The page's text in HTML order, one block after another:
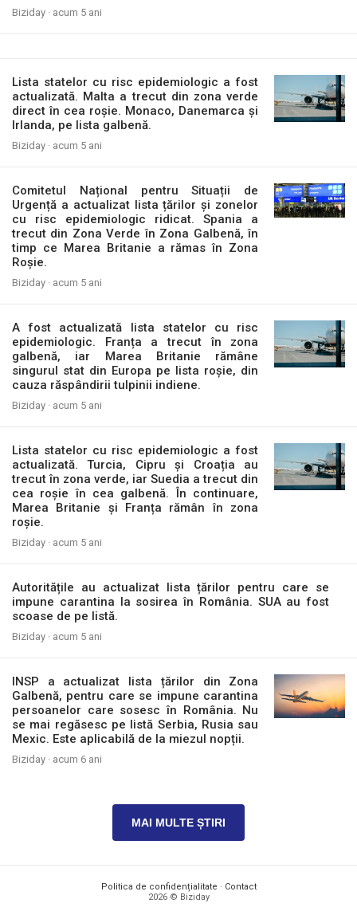
Biziday · acum 5 ani
Lista statelor cu risc epidemiologic a fost
actualizată. Malta a trecut din zona verde
direct în cea roșie. Monaco, Danemarca și
Irlanda, pe lista galbenă.
Biziday · acum 5 ani
Comitetul Național pentru Situații de
Urgență a actualizat lista țărilor și zonelor
cu risc epidemiologic ridicat. Spania a
trecut din Zona Verde în Zona Galbenă, în
timp ce Marea Britanie a rămas în Zona
Roșie.
Biziday · acum 5 ani
A fost actualizată lista statelor cu risc
epidemiologic. Franța a trecut în zona
galbenă, iar Marea Britanie rămâne
singurul stat din Europa pe lista roșie, din
cauza răspândirii tulpinii indiene.
Biziday · acum 5 ani
Lista statelor cu risc epidemiologic a fost
actualizată. Turcia, Cipru și Croația au
trecut în zona verde, iar Suedia a trecut din
cea roșie în cea galbenă. În continuare,
Marea Britanie și Franța rămân în zona
roșie.
Biziday · acum 5 ani
Autoritățile au actualizat lista țărilor pentru care se
impune carantina la sosirea în România. SUA au fost
scoase de pe listă.
Biziday · acum 5 ani
INSP a actualizat lista țărilor din Zona
Galbenă, pentru care se impune carantina
persoanelor care sosesc în România. Nu
se mai regăsesc pe listă Serbia, Rusia sau
Mexic. Este aplicabilă de la miezul nopții.
Biziday · acum 6 ani
MAI MULTE ȘTIRI
Politica de confidențialitate · Contact
2026 © Biziday